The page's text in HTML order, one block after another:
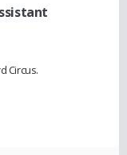
Circus.